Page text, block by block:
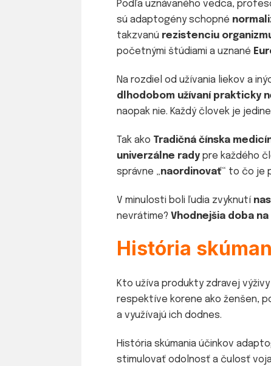
Podľa uznávaného vedca,
sú adaptogény schopné
takzvanú rezistenciu
početnými štúdiami a uznané
Na rozdiel od užívania liekov a
dlhodobom užívaní prakticky
naopak nie. Každý človek je
Tak ako Tradičná čínska
univerzálne rady pre každého
správne „naordinovať“ to čo je
V minulosti boli ľudia zvyknutí
nevrátime? Vhodnejšia doba
História
Kto užíva produkty zdravej výživy
respektíve korene ako ženšen,
a využívajú ich dodnes.
História skúmania účinkov
stimulovať odolnosť a čulosť